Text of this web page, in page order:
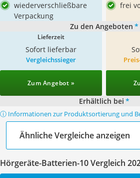
wiederverschließbare
Verpackung
frei
Zu den Angeboten *
Lieferzeit
Sofort lieferbar
Vergleichssieger
Zum Angebot »
Erhältlich bei *
ⓘ Informationen zur Produktsortierung und
Ähnliche Vergleiche anzeigen
Hörgeräte-Batterien-10 Vergleich